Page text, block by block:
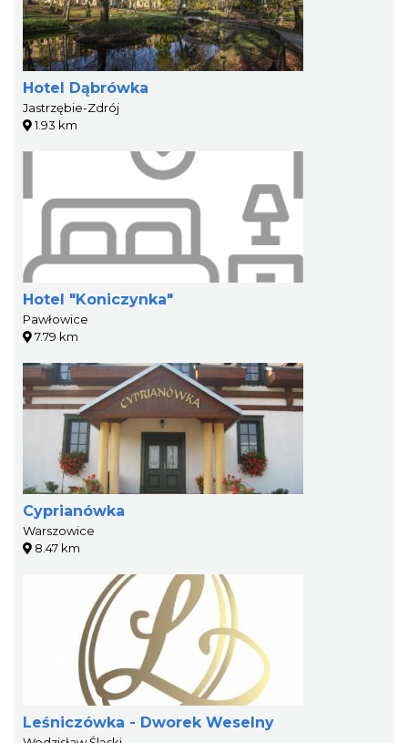
Hotel Dąbrówka
Jastrzębie-Zdrój
1.93 km
Hotel "Koniczynka"
Pawłowice
7.79 km
Cyprianówka
Warszowice
8.47 km
Leśniczówka - Dworek Weselny